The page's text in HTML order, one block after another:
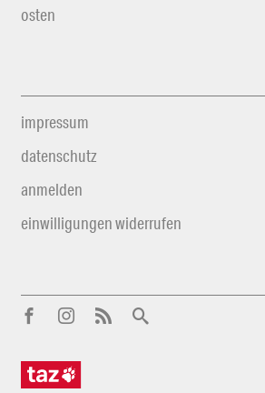
osten
impressum
datenschutz
anmelden
einwilligungen widerrufen